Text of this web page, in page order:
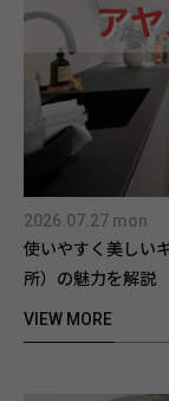
2026.07.27 mon
使いやすく美しい
所）の魅力を解説
VIEW MORE